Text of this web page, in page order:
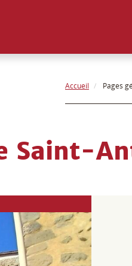
Accueil Pages
Saint-